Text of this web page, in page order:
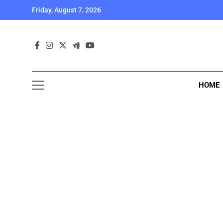
Friday, August 7, 2026
HOME